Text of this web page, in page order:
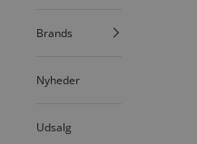
Brands
Nyheder
Udsalg